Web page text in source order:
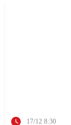
17/12 8:30